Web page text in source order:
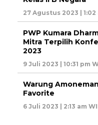
27 Agustus 2023 | 1:02
PWP Kumara
Mitra Terpilih
2023
9 Juli 2023 | 10:31 pm
Warung
Favorite
6 Juli 2023 | 2:13 am